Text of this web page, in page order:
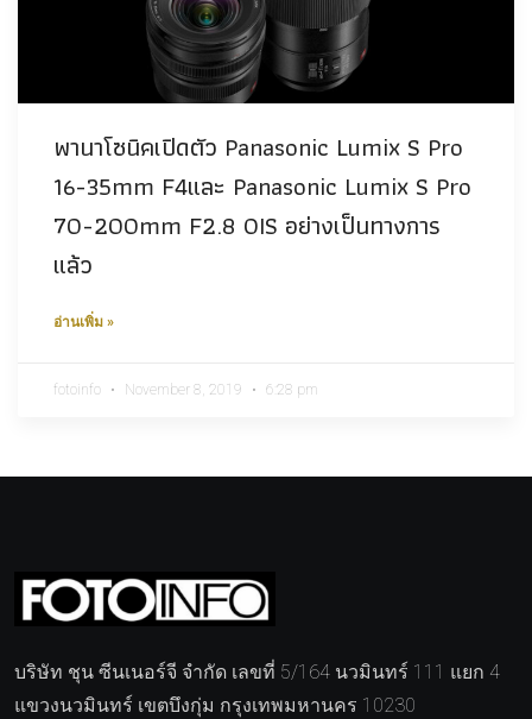
พานาโซนิคเปิดตัว Panasonic Lumix S Pro
16-35mm F4และ Panasonic Lumix S Pro
70-200mm F2.8 OIS อย่างเป็นทางการ
แล้ว
อ่านเพิ่ม »
fotoinfo November 8, 2019 6:28 pm
บริษัท ชุน ซีนเนอร์จี จำกัด เลขที่ 5/164 นวมินทร์ 111 แยก 4
แขวงนวมินทร์ เขตบึงกุ่ม กรุงเทพมหานคร 10230